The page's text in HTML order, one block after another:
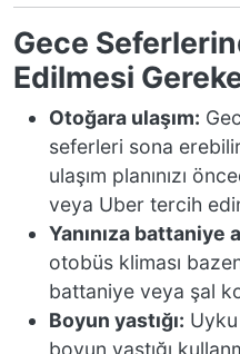
Gece
Edilmesi
Otoğara ulaşım:
seferleri sona
ulaşım planınızı
veya Uber tercih
Yanınıza battaniye
otobüs kliması
battaniye veya şal
Boyun yastığı:
boyun yastığı